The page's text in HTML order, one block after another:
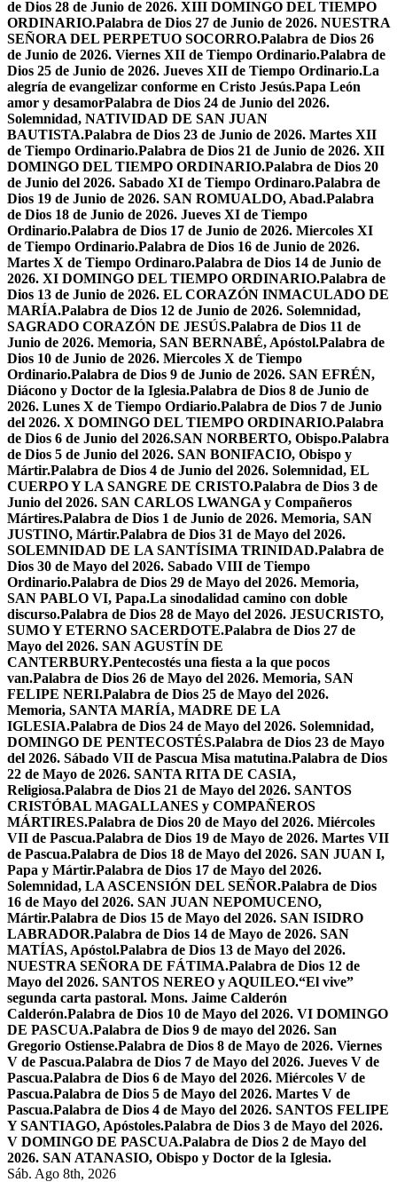
de Dios 28 de Junio de 2026. XIII DOMINGO DEL TIEMPO
ORDINARIO.Palabra de Dios 27 de Junio de 2026. NUESTRA
SEÑORA DEL PERPETUO SOCORRO.Palabra de Dios 26
de Junio de 2026. Viernes XII de Tiempo Ordinario.Palabra de
Dios 25 de Junio de 2026. Jueves XII de Tiempo Ordinario.La
alegría de evangelizar conforme en Cristo Jesús.Papa León
amor y desamorPalabra de Dios 24 de Junio del 2026.
Solemnidad, NATIVIDAD DE SAN JUAN
BAUTISTA.Palabra de Dios 23 de Junio de 2026. Martes XII
de Tiempo Ordinario.Palabra de Dios 21 de Junio de 2026. XII
DOMINGO DEL TIEMPO ORDINARIO.Palabra de Dios 20
de Junio del 2026. Sabado XI de Tiempo Ordinaro.Palabra de
Dios 19 de Junio de 2026. SAN ROMUALDO, Abad.Palabra
de Dios 18 de Junio de 2026. Jueves XI de Tiempo
Ordinario.Palabra de Dios 17 de Junio de 2026. Miercoles XI
de Tiempo Ordinario.Palabra de Dios 16 de Junio de 2026.
Martes X de Tiempo Ordinaro.Palabra de Dios 14 de Junio de
2026. XI DOMINGO DEL TIEMPO ORDINARIO.Palabra de
Dios 13 de Junio de 2026. EL CORAZÓN INMACULADO DE
MARÍA.Palabra de Dios 12 de Junio de 2026. Solemnidad,
SAGRADO CORAZÓN DE JESÚS.Palabra de Dios 11 de
Junio de 2026. Memoria, SAN BERNABÉ, Apóstol.Palabra de
Dios 10 de Junio de 2026. Miercoles X de Tiempo
Ordinario.Palabra de Dios 9 de Junio de 2026. SAN EFRÉN,
Diácono y Doctor de la Iglesia.Palabra de Dios 8 de Junio de
2026. Lunes X de Tiempo Ordiario.Palabra de Dios 7 de Junio
del 2026. X DOMINGO DEL TIEMPO ORDINARIO.Palabra
de Dios 6 de Junio del 2026.SAN NORBERTO, Obispo.Palabra
de Dios 5 de Junio del 2026. SAN BONIFACIO, Obispo y
Mártir.Palabra de Dios 4 de Junio del 2026. Solemnidad, EL
CUERPO Y LA SANGRE DE CRISTO.Palabra de Dios 3 de
Junio del 2026. SAN CARLOS LWANGA y Compañeros
Mártires.Palabra de Dios 1 de Junio de 2026. Memoria, SAN
JUSTINO, Mártir.Palabra de Dios 31 de Mayo del 2026.
SOLEMNIDAD DE LA SANTÍSIMA TRINIDAD.Palabra de
Dios 30 de Mayo del 2026. Sabado VIII de Tiempo
Ordinario.Palabra de Dios 29 de Mayo del 2026. Memoria,
SAN PABLO VI, Papa.La sinodalidad camino con doble
discurso.Palabra de Dios 28 de Mayo del 2026. JESUCRISTO,
SUMO Y ETERNO SACERDOTE.Palabra de Dios 27 de
Mayo del 2026. SAN AGUSTÍN DE
CANTERBURY.Pentecostés una fiesta a la que pocos
van.Palabra de Dios 26 de Mayo del 2026. Memoria, SAN
FELIPE NERI.Palabra de Dios 25 de Mayo del 2026.
Memoria, SANTA MARÍA, MADRE DE LA
IGLESIA.Palabra de Dios 24 de Mayo del 2026. Solemnidad,
DOMINGO DE PENTECOSTÉS.Palabra de Dios 23 de Mayo
del 2026. Sábado VII de Pascua Misa matutina.Palabra de Dios
22 de Mayo de 2026. SANTA RITA DE CASIA,
Religiosa.Palabra de Dios 21 de Mayo del 2026. SANTOS
CRISTÓBAL MAGALLANES y COMPAÑEROS
MÁRTIRES.Palabra de Dios 20 de Mayo del 2026. Miércoles
VII de Pascua.Palabra de Dios 19 de Mayo de 2026. Martes VII
de Pascua.Palabra de Dios 18 de Mayo del 2026. SAN JUAN I,
Papa y Mártir.Palabra de Dios 17 de Mayo del 2026.
Solemnidad, LA ASCENSIÓN DEL SEÑOR.Palabra de Dios
16 de Mayo del 2026. SAN JUAN NEPOMUCENO,
Mártir.Palabra de Dios 15 de Mayo del 2026. SAN ISIDRO
LABRADOR.Palabra de Dios 14 de Mayo de 2026. SAN
MATÍAS, Apóstol.Palabra de Dios 13 de Mayo del 2026.
NUESTRA SEÑORA DE FÁTIMA.Palabra de Dios 12 de
Mayo del 2026. SANTOS NEREO y AQUILEO.“El vive”
segunda carta pastoral. Mons. Jaime Calderón
Calderón.Palabra de Dios 10 de Mayo del 2026. VI DOMINGO
DE PASCUA.Palabra de Dios 9 de mayo del 2026. San
Gregorio Ostiense.Palabra de Dios 8 de Mayo de 2026. Viernes
V de Pascua.Palabra de Dios 7 de Mayo del 2026. Jueves V de
Pascua.Palabra de Dios 6 de Mayo del 2026. Miércoles V de
Pascua.Palabra de Dios 5 de Mayo del 2026. Martes V de
Pascua.Palabra de Dios 4 de Mayo del 2026. SANTOS FELIPE
Y SANTIAGO, Apóstoles.Palabra de Dios 3 de Mayo del 2026.
V DOMINGO DE PASCUA.Palabra de Dios 2 de Mayo del
2026. SAN ATANASIO, Obispo y Doctor de la Iglesia.
Sáb. Ago 8th, 2026